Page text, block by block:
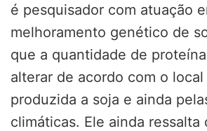
é pesquisador com atuação
melhoramento genético de
que a quantidade de
alterar de acordo com o
produzida a soja e ainda
climáticas. Ele ainda ressalta